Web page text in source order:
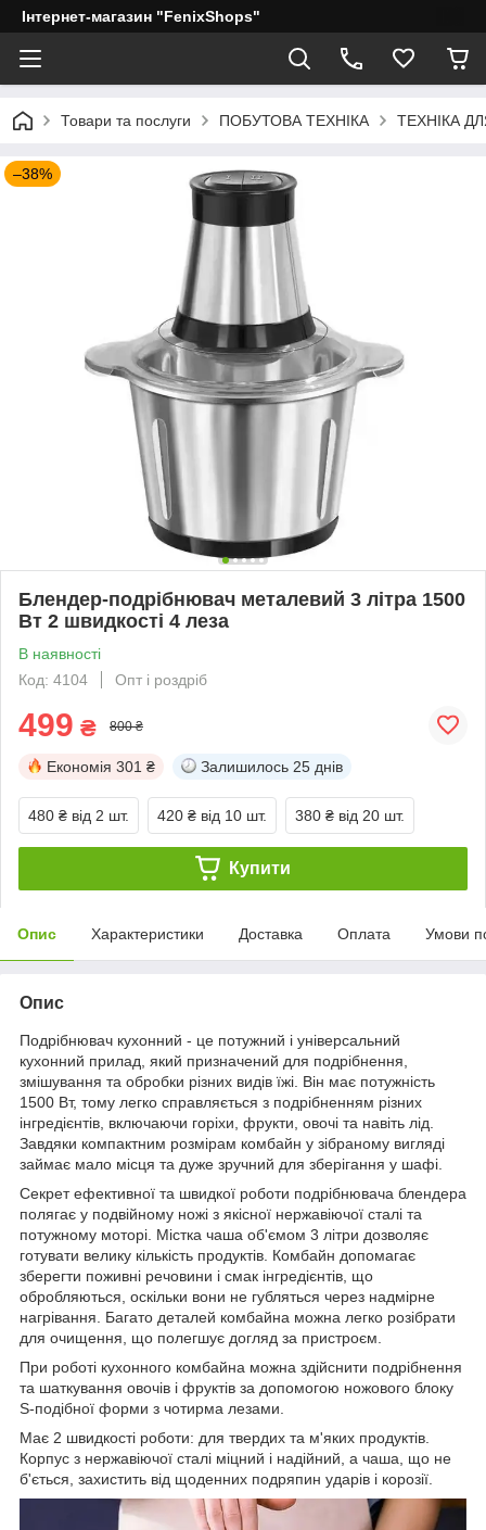
Інтернет-магазин "FenixShops"
Товари та послуги ПОБУТОВА ТЕХНІКА ТЕХНІКА
–38%
Блендер-подрібнювач металевий 3 літра 1500
Вт 2 швидкості 4 леза
В наявності
Код: 4104
Опт і роздріб
499 ₴ 800 ₴
Економія 301 ₴ Залишилось 25 днів
480 ₴ від 2 шт. 420 ₴ від 10 шт. 380 ₴ від 20 шт.
Купити
Опис Характеристики Доставка Оплата Умови
Опис
Подрібнювач кухонний - це потужний і універсальний
кухонний прилад, який призначений для подрібнення,
змішування та обробки різних видів їжі. Він має потужність
1500 Вт, тому легко справляється з подрібненням різних
інгредієнтів, включаючи горіхи, фрукти, овочі та навіть лід.
Завдяки компактним розмірам комбайн у зібраному вигляді
займає мало місця та дуже зручний для зберігання у шафі.
Секрет ефективної та швидкої роботи подрібнювача блендера
полягає у подвійному ножі з якісної нержавіючої сталі та
потужному моторі. Містка чаша об'ємом 3 літри дозволяє
готувати велику кількість продуктів. Комбайн допомагає
зберегти поживні речовини і смак інгредієнтів, що
обробляються, оскільки вони не губляться через надмірне
нагрівання. Багато деталей комбайна можна легко розібрати
для очищення, що полегшує догляд за пристроєм.
При роботі кухонного комбайна можна здійснити подрібнення
та шаткування овочів і фруктів за допомогою ножового блоку
S-подібної форми з чотирма лезами.
Має 2 швидкості роботи: для твердих та м'яких продуктів.
Корпус з нержавіючої сталі міцний і надійний, а чаша, що не
б'ється, захистить від щоденних подряпин ударів і корозії.